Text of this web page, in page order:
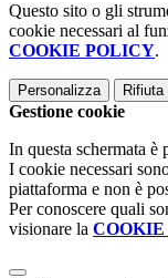
Questo sito o gli
cookie necessari al
COOKIE POLICY.
Personalizza Rifiuta
Gestione cookie
In questa schermata è
I cookie necessari
piattaforma e non è
Per conoscere quali
visionare la